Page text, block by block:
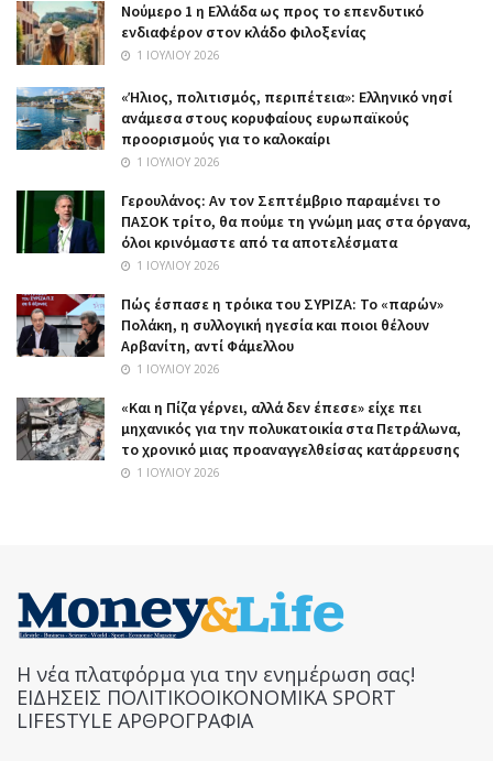
Nούμερο 1 η Ελλάδα ως προς το επενδυτικό
ενδιαφέρον στον κλάδο φιλοξενίας
1 ΙΟΥΛΊΟΥ 2026
«Ήλιος, πολιτισμός, περιπέτεια»: Ελληνικό νησί
ανάμεσα στους κορυφαίους ευρωπαϊκούς
προορισμούς για το καλοκαίρι
1 ΙΟΥΛΊΟΥ 2026
Γερουλάνος: Αν τον Σεπτέμβριο παραμένει το
ΠΑΣΟΚ τρίτο, θα πούμε τη γνώμη μας στα όργανα,
όλοι κρινόμαστε από τα αποτελέσματα
1 ΙΟΥΛΊΟΥ 2026
Πώς έσπασε η τρόικα του ΣΥΡΙΖΑ: Το «παρών»
Πολάκη, η συλλογική ηγεσία και ποιοι θέλουν
Αρβανίτη, αντί Φάμελλου
1 ΙΟΥΛΊΟΥ 2026
«Και η Πίζα γέρνει, αλλά δεν έπεσε» είχε πει
μηχανικός για την πολυκατοικία στα Πετράλωνα,
το χρονικό μιας προαναγγελθείσας κατάρρευσης
1 ΙΟΥΛΊΟΥ 2026
Η νέα πλατφόρμα για την ενημέρωση σας!
ΕΙΔΗΣΕΙΣ ΠΟΛΙΤΙΚΟΟΙΚΟΝΟΜΙΚΑ SPORT
LIFESTYLE ΑΡΘΡΟΓΡΑΦΙΑ